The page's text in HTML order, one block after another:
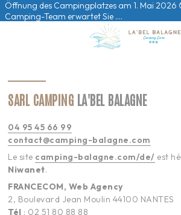
Öffnung des Campingplatzes am 1. Mai 2026
Camping-Team erwartet Sie ….
SARL CAMPING LA'BEL BALAGNE
04 95 45 66 99
contact@camping-balagne.com
Le site camping-balagne.com/de/ est
Niwanet.
FRANCECOM, Web Agency
2, Boulevard Jean Moulin 44100 NANTES
Tél : 02 51 80 88 88